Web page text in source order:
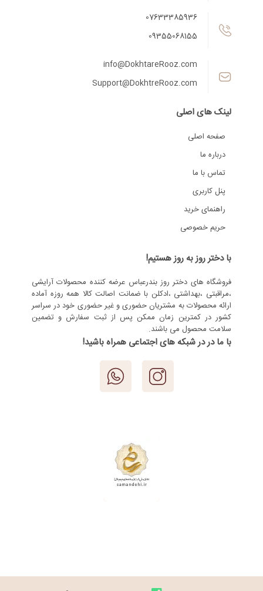
07633385936
09355068155
info@DokhtareRooz.com
Support@DokhtreRooz.com
لینک های اصلی
صفحه اصلی
درباره ما
تماس با ما
پنل کاربری
راهنمای خرید
حریم خصوصی
با دختر روز به روز هستیم!
فروشگاه های دختر روز بندرعباس عرضه کننده محصولات آرایشی
،مراقبتی ،بهداشتی ،ادکلن با ضمانت اصالت کالا همه روزه آماده
ارائه محصولات به مشتریان حضوری و غیر حضوری خود در سراسر
کشور در کمترین زمان ممکن پس از ثبت سفارش و تضمین
سلامت محصول می باشند.
با ما در در شبکه های اجتماعی همراه باشید!